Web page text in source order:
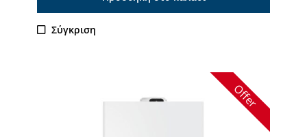
Σύγκριση
Offer